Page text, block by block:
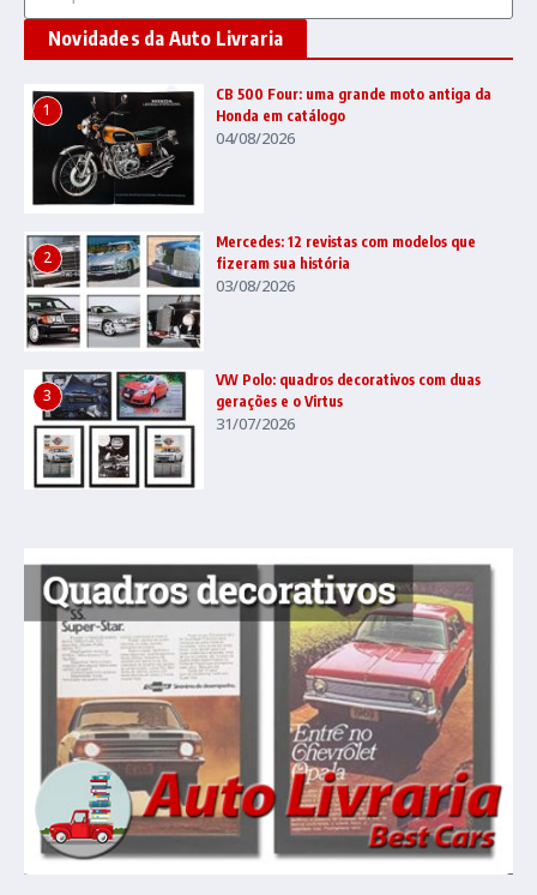
Novidades da Auto Livraria
1
CB 500 Four: uma grande moto antiga da
Honda em catálogo
04/08/2026
2
Mercedes: 12 revistas com modelos que
fizeram sua história
03/08/2026
3
VW Polo: quadros decorativos com duas
gerações e o Virtus
31/07/2026